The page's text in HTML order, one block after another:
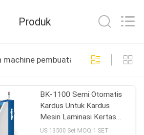
Produk
pembuatan online
BK-1100 Semi Otomatis
Kardus Untuk Kardus
Mesin Laminasi Kertas
380V
US 13500 Set MOQ:1 SET